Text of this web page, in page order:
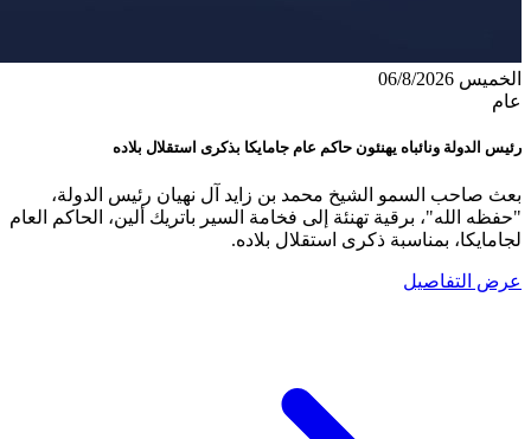
الخميس 06/8/2026
عام
رئيس الدولة ونائباه يهنئون حاكم عام جامايكا بذكرى استقلال بلاده
بعث صاحب السمو الشيخ محمد بن زايد آل نهيان رئيس الدولة،
"حفظه الله"، برقية تهنئة إلى فخامة السير باتريك ألين، الحاكم العام
لجامايكا، بمناسبة ذكرى استقلال بلاده.
عرض التفاصيل